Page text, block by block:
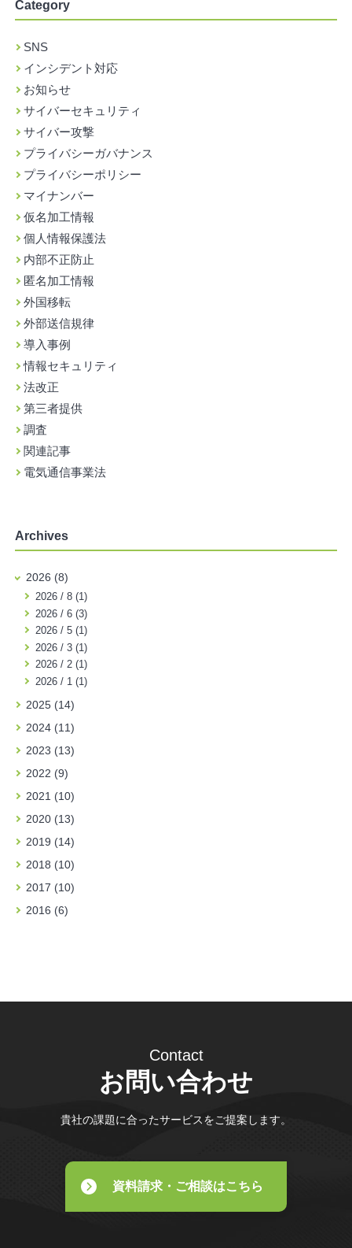
Category
SNS
インシデント対応
お知らせ
サイバーセキュリティ
サイバー攻撃
プライバシーガバナンス
プライバシーポリシー
マイナンバー
仮名加工情報
個人情報保護法
内部不正防止
匿名加工情報
外国移転
外部送信規律
導入事例
情報セキュリティ
法改正
第三者提供
調査
関連記事
電気通信事業法
Archives
2026 (8)
2026 / 8 (1)
2026 / 6 (3)
2026 / 5 (1)
2026 / 3 (1)
2026 / 2 (1)
2026 / 1 (1)
2025 (14)
2024 (11)
2023 (13)
2022 (9)
2021 (10)
2020 (13)
2019 (14)
2018 (10)
2017 (10)
2016 (6)
Contact
お問い合わせ
貴社の課題に合ったサービスをご提案します。
資料請求・ご相談はこちら